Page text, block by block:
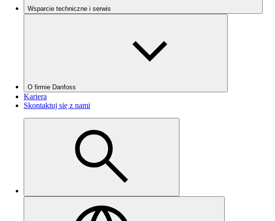
Wsparcie techniczne i serwis
O firmie Danfoss
Kariera
Skontaktuj się z nami